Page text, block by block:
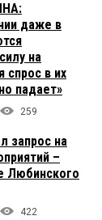
даже в
на
спрос в их
падает»
259
запрос на
–
Любинского
422